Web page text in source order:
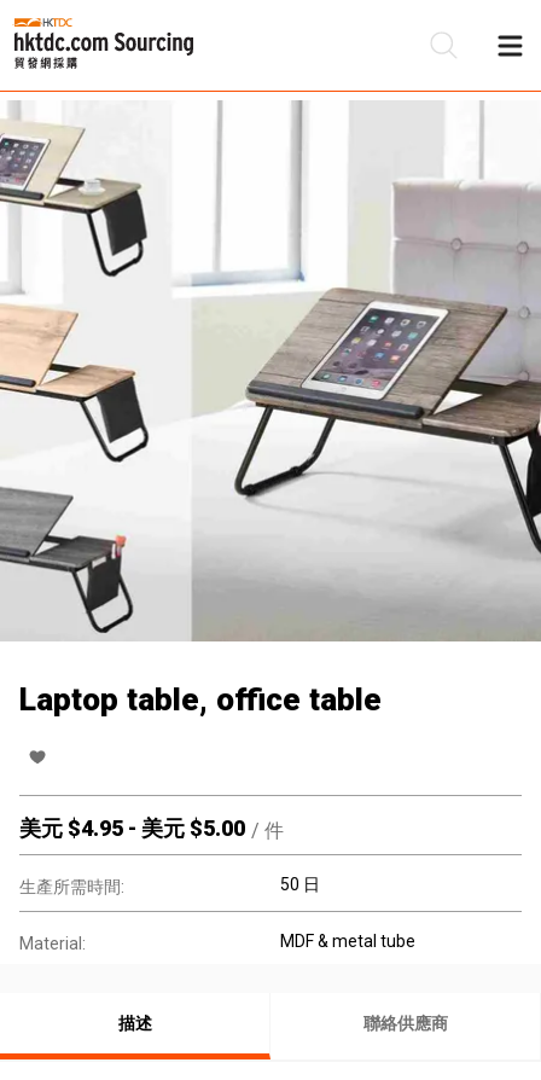
Laptop table, office table
美元 $4.95 - 美元 $5.00 / 件
生產所需時間: 50 日
Material: MDF & metal tube
描述 聯絡供應商